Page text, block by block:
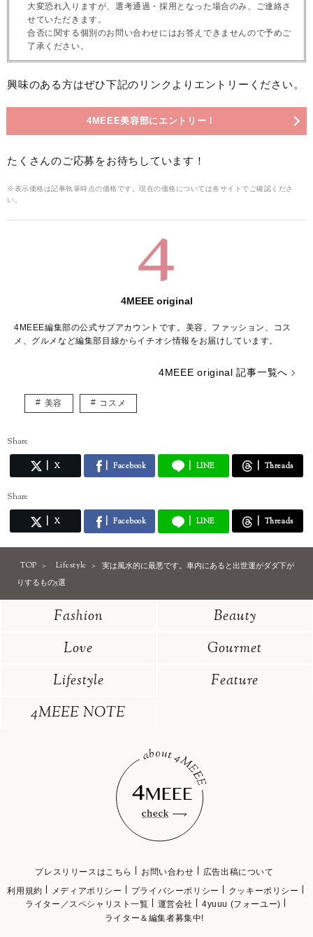
大変恐れ入りますが、選考通過・採用となった場合のみ、ご連絡さ
せていただきます。
合否に関する個別のお問い合わせにはお答えできませんので予めご
了承ください。
興味のある方はぜひ下記のリンクよりエントリーください。
4MEEE美容部にエントリー！
たくさんのご応募をお待ちしています！
※表示価格は記事執筆時点の価格です。現在の価格については各サイトでご確認くださ
い。
4MEEE original
4MEEE編集部の公式サブアカウントです。美容、ファッション、コス
メ、グルメなど編集部目線からイチオシ情報をお届けしています。
4MEEE original 記事一覧へ
美容 コスメ
Share
X Facebook LINE Threads
Share
X Facebook LINE Threads
TOP Lifestyle
実は風水的に最悪です。車内にあると出世運がダダ下が
りするもの5選
Fashion
Beauty
Love
Gourmet
Lifestyle
Feature
4MEEE NOTE
プレスリリースはこちら お問い合わせ
広告出稿について
利用規約
メディアポリシー プライバシーポリシー
クッキーポリシー
ライター／スペシャリスト一覧
運営会社
4yuuu (フォーユー)
ライター＆編集者募集中!